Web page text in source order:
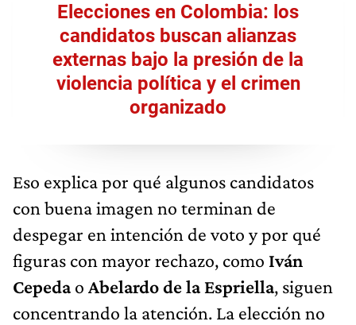
Elecciones en Colombia: los
candidatos buscan alianzas
externas bajo la presión de la
violencia política y el crimen
organizado
Eso explica por qué algunos candidatos
con buena imagen no terminan de
despegar en intención de voto y por qué
figuras con mayor rechazo, como Iván
Cepedao Abelardo de la Espriella, siguen
concentrando la atención. La elección no